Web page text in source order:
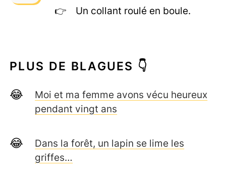
Un collant roulé en boule.
PLUS DE BLAGUES 👇
Moi et ma femme avons vécu heureux
pendant vingt ans
Dans la forêt, un lapin se lime les
griffes…